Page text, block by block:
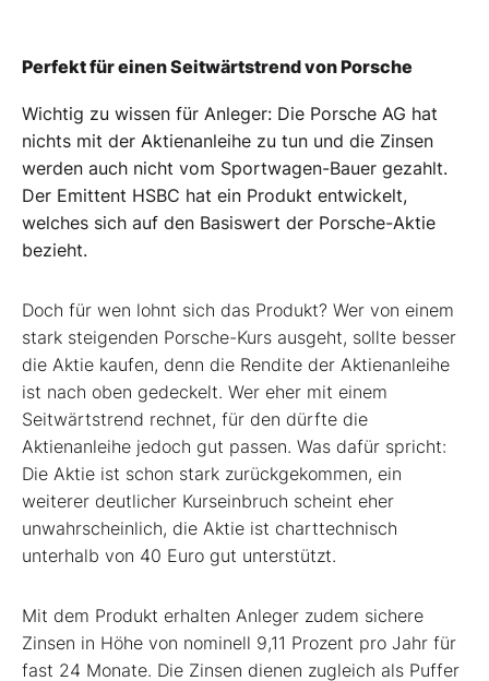
Perfekt für einen Seitwärtstrend von Porsche
Wichtig zu wissen für Anleger: Die Porsche AG hat
nichts mit der Aktienanleihe zu tun und die Zinsen
werden auch nicht vom Sportwagen-Bauer gezahlt.
Der Emittent HSBC hat ein Produkt entwickelt,
welches sich auf den Basiswert der Porsche-Aktie
bezieht.
Doch für wen lohnt sich das Produkt? Wer von einem
stark steigenden Porsche-Kurs ausgeht, sollte besser
die Aktie kaufen, denn die Rendite der Aktienanleihe
ist nach oben gedeckelt. Wer eher mit einem
Seitwärtstrend rechnet, für den dürfte die
Aktienanleihe jedoch gut passen. Was dafür spricht:
Die Aktie ist schon stark zurückgekommen, ein
weiterer deutlicher Kurseinbruch scheint eher
unwahrscheinlich, die Aktie ist charttechnisch
unterhalb von 40 Euro gut unterstützt.
Mit dem Produkt erhalten Anleger zudem sichere
Zinsen in Höhe von nominell 9,11 Prozent pro Jahr für
fast 24 Monate. Die Zinsen dienen zugleich als Puffer